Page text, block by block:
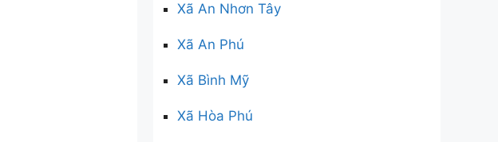
Xã An Nhơn Tây
Xã An Phú
Xã Bình Mỹ
Xã Hòa Phú